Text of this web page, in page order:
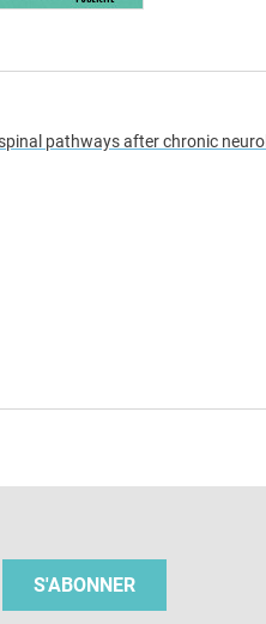
pathways after chronic
S'ABONNER